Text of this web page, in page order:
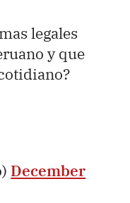
legales
y que
December